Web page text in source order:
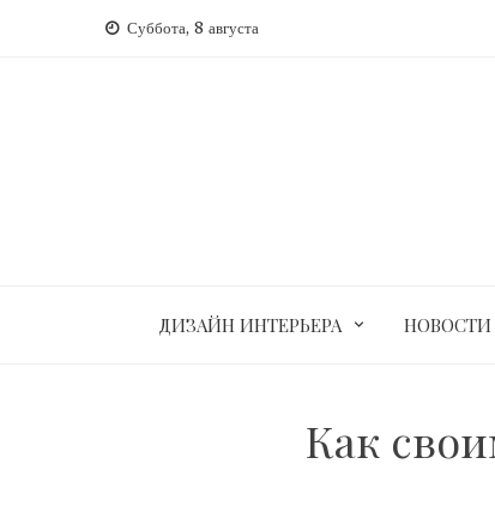
Суббота, 8 августа
ДИЗАЙН ИНТЕРЬЕРА НОВОСТИ
Как